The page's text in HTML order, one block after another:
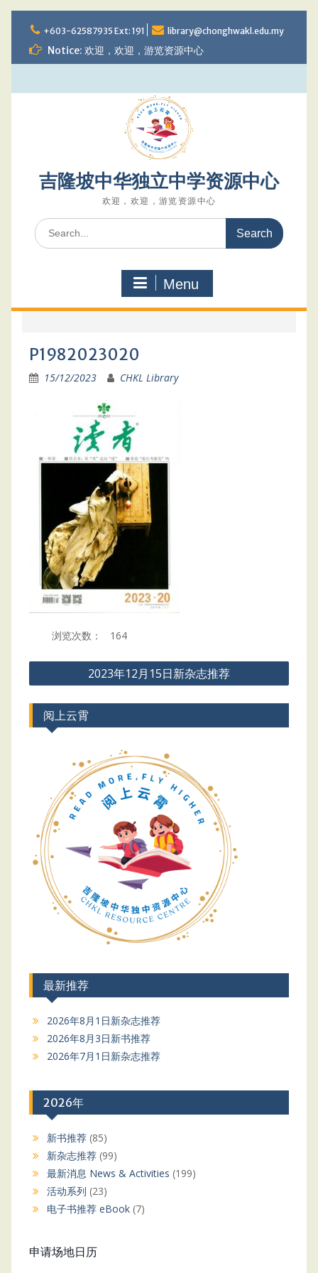
to
content
+603-62587935 Ext: 191 library@chonghwakl.edu.my
Notice: 欢迎，欢迎，游览资源中心
吉隆坡中华独立中学资源中心
欢迎，欢迎，游览资源中心
Search
for:
Menu
P1982023020
15/12/2023 CHKL Library
浏览次数： 164
Post
navigation
2023年12月15日新杂志推荐
阅上云霄
最新推荐
2026年8月1日新杂志推荐
2026年8月3日新书推荐
2026年7月1日新杂志推荐
2026年
新书推荐(85)
新杂志推荐(99)
最新消息 News & Activities (199)
活动系列 (23)
电子书推荐 eBook(7)
申请场地日历